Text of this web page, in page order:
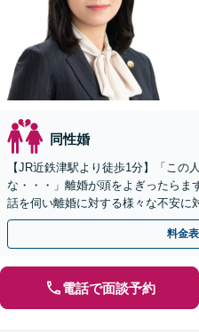
同性婚
【JR近鉄津駅より徒歩1分】「この
な・・・」離婚が頭をよぎったらま
話を伺い離婚に対する様々な不安に
謝料／財産分与／婚姻費用など幅
料金
電話で面談予約